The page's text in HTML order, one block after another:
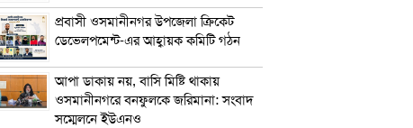
প্রবাসী ওসমানীনগর উপজেলা ক্রিকেট
ডেভেলপমেন্ট-এর আহ্বায়ক কমিটি গঠন
আপা ডাকায় নয়, বাসি মিষ্টি থাকায়
ওসমানীনগরে বনফুলকে জরিমানা: সংবাদ
সম্মেলনে ইউএনও